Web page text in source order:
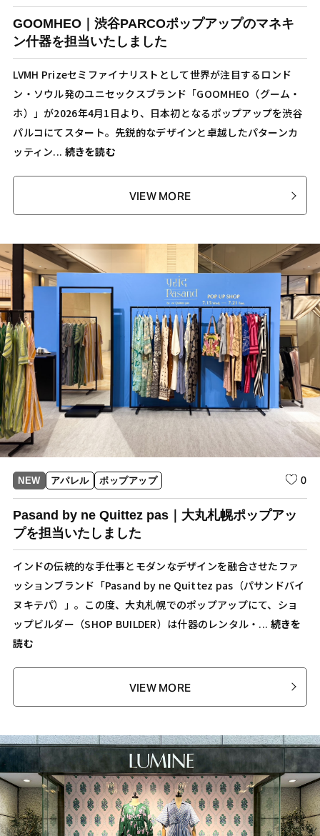
GOOMHEO｜渋谷PARCOポップアップのマネキ
ン什器を担当いたしました
LVMH Prizeセミファイナリストとして世界が注目するロンド
ン・ソウル発のユニセックスブランド「GOOMHEO（グーム・
ホ）」が2026年4月1日より、日本初となるポップアップを渋谷
パルコにてスタート。先鋭的なデザインと卓越したパターンカ
ッティン... 続きを読む
VIEW MORE
NEW アパレル ポップアップ 0
Pasand by ne Quittez pas｜大丸札幌ポップアッ
プを担当いたしました
インドの伝統的な手仕事とモダンなデザインを融合させたファ
ッションブランド「Pasand by ne Quittez pas（パサンドバイ
ヌキテパ）」。この度、大丸札幌でのポップアップにて、ショ
ップビルダー（SHOP BUILDER）は什器のレンタル・... 続きを
読む
VIEW MORE